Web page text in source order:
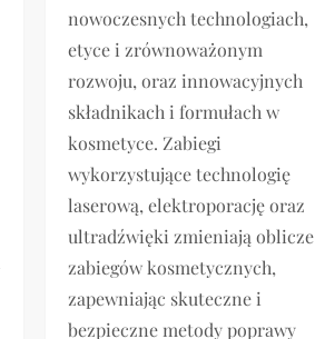
nowoczesnych technologiach,
etyce i zrównoważonym
rozwoju, oraz innowacyjnych
składnikach i formułach w
kosmetyce. Zabiegi
wykorzystujące technologię
laserową, elektroporację oraz
ultradźwięki zmieniają oblicze
zabiegów kosmetycznych,
zapewniając skuteczne i
bezpieczne metody poprawy